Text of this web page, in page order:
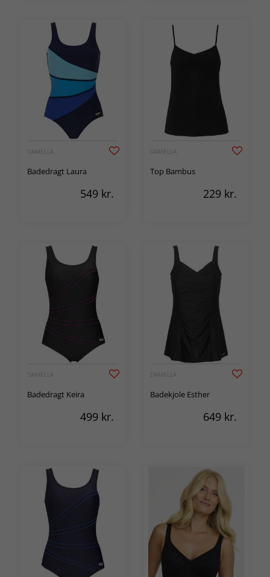
DAMELLA
Badedragt Laura
549 kr.
DAMELLA
Top Bambus
229 kr.
DAMELLA
Badedragt Keira
499 kr.
DAMELLA
Badekjole Esther
649 kr.